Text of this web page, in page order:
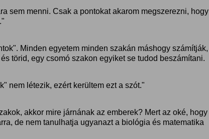
sem menni. Csak a pontokat akarom megszerezni, hogy
Minden egyetem minden szakán máshogy számítják,
törid, egy csomó szakon egyiket se tudod beszámítani.
nem létezik, ezért kerültem ezt a szót."
akkor mire járnának az emberek? Mert az oké, hogy
de nem tanulhatja ugyanazt a biológia és matematika